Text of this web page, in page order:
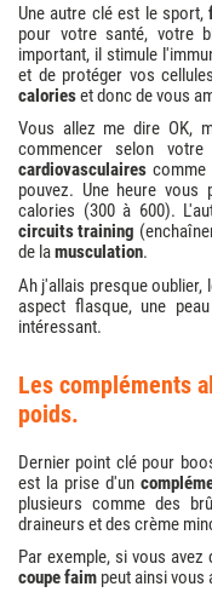
Une autre clé est le sport,
pour votre santé, votre
important, il stimule
et de protéger vos
calorieset donc de vous
Vous allez me dire OK,
commencer selon
cardiovasculaires comme
pouvez. Une heure vous
calories (300 à 600).
circuits training
de lamusculation.
Ah j'allais presque oublier,
aspect flasque, une
intéressant.
les compléments alimentaires pour la perte de
poids.
Dernier point clé pour
est la prise d'un
plusieurs comme des
draineurs et des crème
Par exemple, si vous avez
coupe faim peut ainsi vous